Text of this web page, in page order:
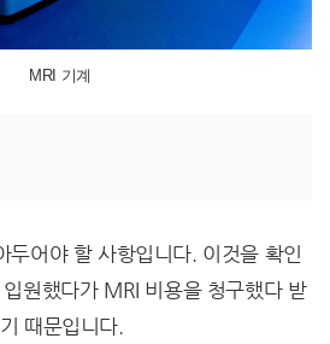
MRI 기계
두어야 할 사항입니다. 이것을 확인
원했다가 MRI 비용을 청구했다 받
때문입니다.